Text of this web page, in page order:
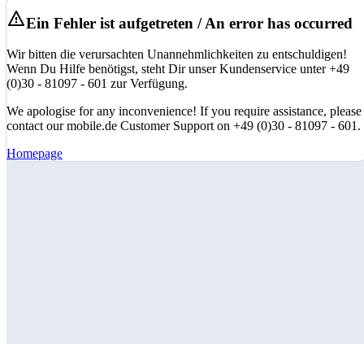
Ein Fehler ist aufgetreten / An error has occurred
Wir bitten die verursachten Unannehmlichkeiten zu entschuldigen!
Wenn Du Hilfe benötigst, steht Dir unser Kundenservice unter +49
(0)30 - 81097 - 601 zur Verfügung.
We apologise for any inconvenience! If you require assistance, please
contact our mobile.de Customer Support on +49 (0)30 - 81097 - 601.
Homepage